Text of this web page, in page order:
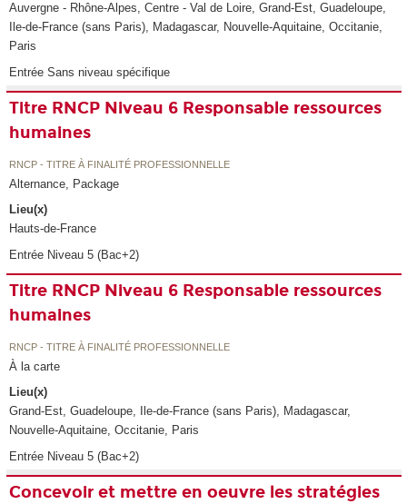
Auvergne - Rhône-Alpes, Centre - Val de Loire, Grand-Est, Guadeloupe,
Ile-de-France (sans Paris), Madagascar, Nouvelle-Aquitaine, Occitanie,
Paris
Entrée Sans niveau spécifique
Titre RNCP Niveau 6 Responsable ressources
humaines
RNCP - TITRE À FINALITÉ PROFESSIONNELLE
Alternance, Package
Lieu(x)
Hauts-de-France
Entrée Niveau 5 (Bac+2)
Titre RNCP Niveau 6 Responsable ressources
humaines
RNCP - TITRE À FINALITÉ PROFESSIONNELLE
À la carte
Lieu(x)
Grand-Est, Guadeloupe, Ile-de-France (sans Paris), Madagascar,
Nouvelle-Aquitaine, Occitanie, Paris
Entrée Niveau 5 (Bac+2)
Concevoir et mettre en oeuvre les stratégies